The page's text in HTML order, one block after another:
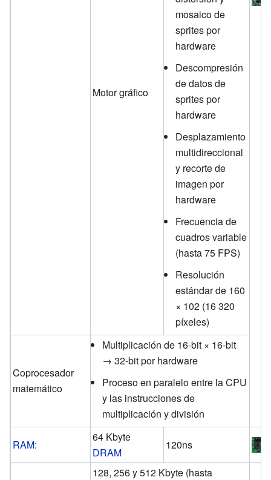
Motor gráfico
mosaico de
sprites por
hardware
Descompresión
de datos de
sprites por
hardware
Desplazamiento
multidireccional
y recorte de
imagen por
hardware
Frecuencia de
cuadros variable
(hasta 75 FPS)
Resolución
estándar de 160
× 102 (16 320
píxeles)
Coprocesador
matemático
Multiplicación de 16-bit × 16-bit
→ 32-bit por hardware
Proceso en paralelo entre la CPU
y las instrucciones de
multiplicación y división
RAM:
64 Kbyte
DRAM
120ns
128, 256 y 512 Kbyte (hasta